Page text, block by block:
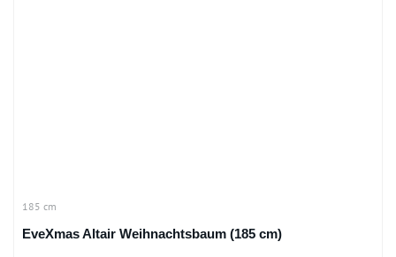
185 cm
EveXmas Altair Weihnachtsbaum (185 cm)